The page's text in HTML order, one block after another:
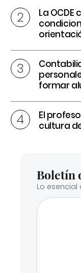
La
formar
El
cultura
Boletín
Lo